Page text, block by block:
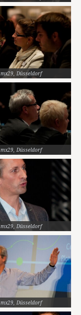
mx29, Düsseldorf
mx29, Düsseldorf
mx29, Düsseldorf
mx29, Düsseldorf